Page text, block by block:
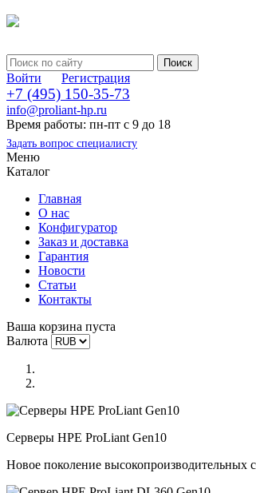
Войти Регистрация
+7 (495) 150-35-73
info@proliant-hp.ru
Время работы: пн-пт с 9 до 18
Задать вопрос специалисту
Меню
Каталог
Главная
О нас
Конфигуратор
Заказ и доставка
Гарантия
Новости
Статьи
Контакты
Ваша корзина пуста
Валюта
Серверы HPE ProLiant Gen10
Новое поколение высокопроизводительных